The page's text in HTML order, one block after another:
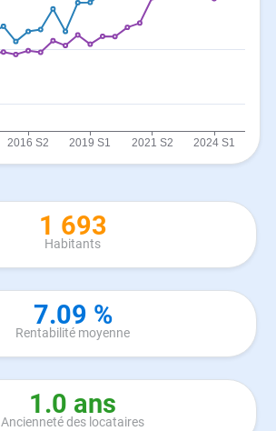
1 693
Habitants
7.09 %
Rentabilité moyenne
1.0 ans
Ancienneté des locataires